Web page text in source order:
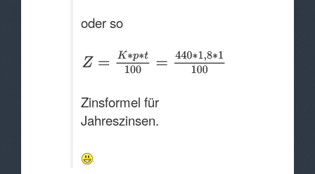
oder so
Zinsformel für
Jahreszinsen.